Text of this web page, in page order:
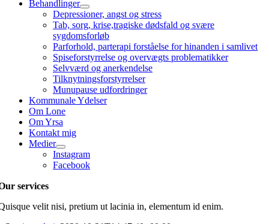
Behandlinger
Depressioner, angst og stress
Tab, sorg, krise,tragiske dødsfald og svære
sygdomsforløb
Parforhold, parterapi forståelse for hinanden i samlivet
Spiseforstyrrelse og overvægts problematikker
Selvværd og anerkendelse
Tilknytningsforstyrrelser
Munupause udfordringer
Kommunale Ydelser
Om Lone
Om Yrsa
Kontakt mig
Medier
Instagram
Facebook
services
velit nisi, pretium ut lacinia in, elementum id enim.